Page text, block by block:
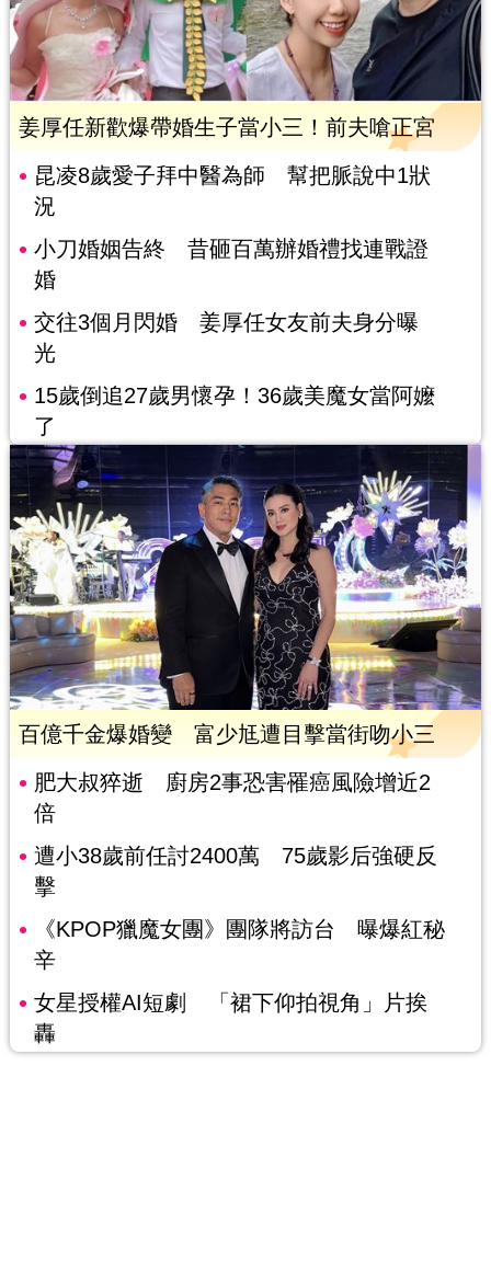
姜厚任新歡爆帶婚生子當小三！前夫嗆正宮
昆凌8歲愛子拜中醫為師 幫把脈說中1狀
況
小刀婚姻告終 昔砸百萬辦婚禮找連戰證
婚
交往3個月閃婚 姜厚任女友前夫身分曝
光
15歲倒追27歲男懷孕！36歲美魔女當阿嬤
了
百億千金爆婚變 富少尪遭目擊當街吻小三
肥大叔猝逝 廚房2事恐害罹癌風險增近2
倍
遭小38歲前任討2400萬 75歲影后強硬反
擊
《KPOP獵魔女團》團隊將訪台 曝爆紅秘
辛
女星授權AI短劇 「裙下仰拍視角」片挨
轟